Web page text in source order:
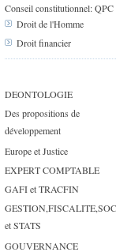
Conseil constitutionnel: QPC
Droit de l'Homme
Droit financier
DEONTOLOGIE
Des propositions de
développement
Europe et Justice
EXPERT COMPTABLE
GAFI et TRACFIN
et STATS
GOUVERNANCE